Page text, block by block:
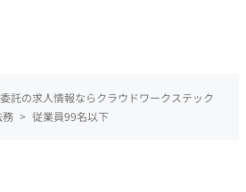
託の求人情報ならクラウドワークステック
務 > 従業員99名以下